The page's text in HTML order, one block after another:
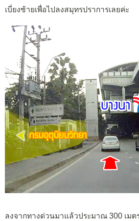
เบี่ยงซ้ายเพื่อไปลงสมุทรปราการเลยค่ะ
ลงจากทางด่วนมาแล้วประมาณ 300 เมต